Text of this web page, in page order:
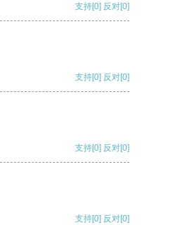
支持[0] 反对[0]
支持[0] 反对[0]
支持[0] 反对[0]
支持[0] 反对[0]